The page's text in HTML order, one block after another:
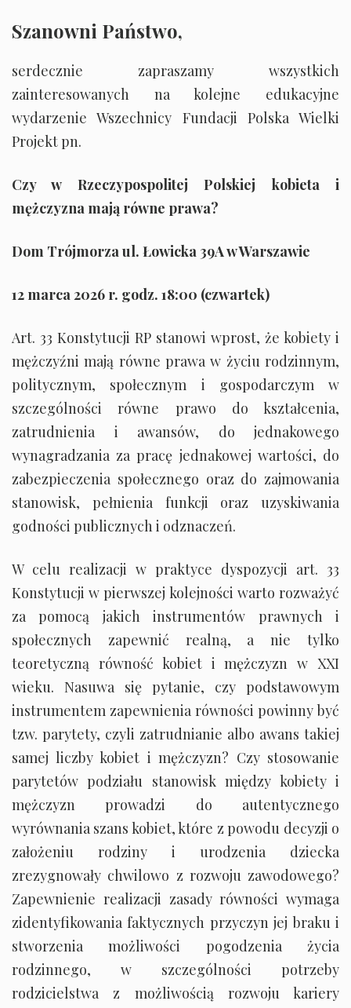
Szanowni Państwo,
serdecznie zapraszamy wszystkich
zainteresowanych na kolejne edukacyjne
wydarzenie Wszechnicy Fundacji Polska Wielki
Projekt pn.
Czy w Rzeczypospolitej Polskiej kobieta i
mężczyzna mają równe prawa?
Dom Trójmorza ul. Łowicka 39A w Warszawie
12 marca 2026 r. godz. 18:00 (czwartek)
Art. 33 Konstytucji RP stanowi wprost, że kobiety i
mężczyźni mają równe prawa w życiu rodzinnym,
politycznym, społecznym i gospodarczym w
szczególności równe prawo do kształcenia,
zatrudnienia i awansów, do jednakowego
wynagradzania za pracę jednakowej wartości, do
zabezpieczenia społecznego oraz do zajmowania
stanowisk, pełnienia funkcji oraz uzyskiwania
godności publicznych i odznaczeń.
W celu realizacji w praktyce dyspozycji art. 33
Konstytucji w pierwszej kolejności warto rozważyć
za pomocą jakich instrumentów prawnych i
społecznych zapewnić realną, a nie tylko
teoretyczną równość kobiet i mężczyzn w XXI
wieku. Nasuwa się pytanie, czy podstawowym
instrumentem zapewnienia równości powinny być
tzw. parytety, czyli zatrudnianie albo awans takiej
samej liczby kobiet i mężczyzn? Czy stosowanie
parytetów podziału stanowisk między kobiety i
mężczyzn prowadzi do autentycznego
wyrównania szans kobiet, które z powodu decyzji o
założeniu rodziny i urodzenia dziecka
zrezygnowały chwilowo z rozwoju zawodowego?
Zapewnienie realizacji zasady równości wymaga
zidentyfikowania faktycznych przyczyn jej braku i
stworzenia możliwości pogodzenia życia
rodzinnego, w szczególności potrzeby
rodzicielstwa z możliwością rozwoju kariery